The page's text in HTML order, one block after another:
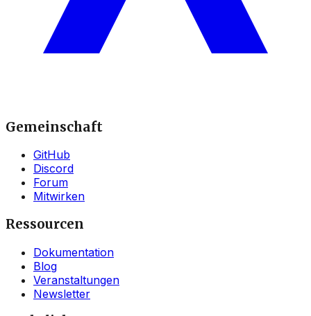
Gemeinschaft
GitHub
Discord
Forum
Mitwirken
Ressourcen
Dokumentation
Blog
Veranstaltungen
Newsletter